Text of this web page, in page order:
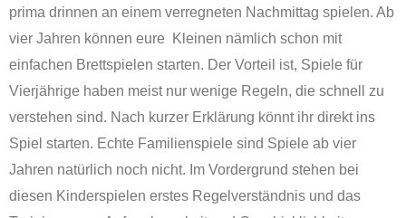
prima drinnen an einem verregneten Nachmittag spielen. Ab
vier Jahren können eure Kleinen nämlich schon mit
einfachen Brettspielen starten. Der Vorteil ist, Spiele für
Vierjährige haben meist nur wenige Regeln, die schnell zu
verstehen sind. Nach kurzer Erklärung könnt ihr direkt ins
Spiel starten. Echte Familienspiele sind Spiele ab vier
Jahren natürlich noch nicht. Im Vordergrund stehen bei
diesen Kinderspielen erstes Regelverständnis und das